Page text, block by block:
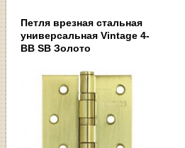
Петля врезная стальная
универсальная Vintage 4-
BB SB Золото